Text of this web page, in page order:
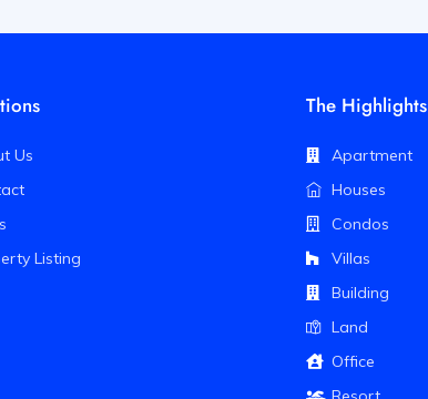
Us
Listing
The Highlights
Apartment
Houses
Condos
Villas
Building
Land
Office